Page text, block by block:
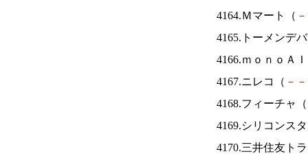
4164.Ｍマート（ －
4165.トーメンデ
4166.ｍｏｎｏＡ
4167.ニレコ（ － －
4168.フィーチャ（
4169.シリコンス
4170.三井住友ト